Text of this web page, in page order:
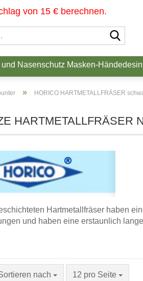
von 15 € berechnen.
und Nasenschutz Masken-
» HORICO HARTMETALLFRÄSER
HARTMETALLFRÄSER
Hartmetallfräser haben
und haben eine erstaunlich
nach
nach 12 pro Seite
pro Seite